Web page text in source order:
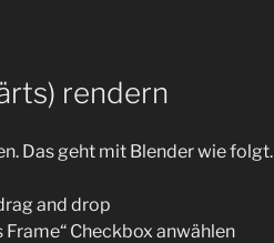
rendern
Das geht mit Blender wie folgt.
and drop
Checkbox anwählen